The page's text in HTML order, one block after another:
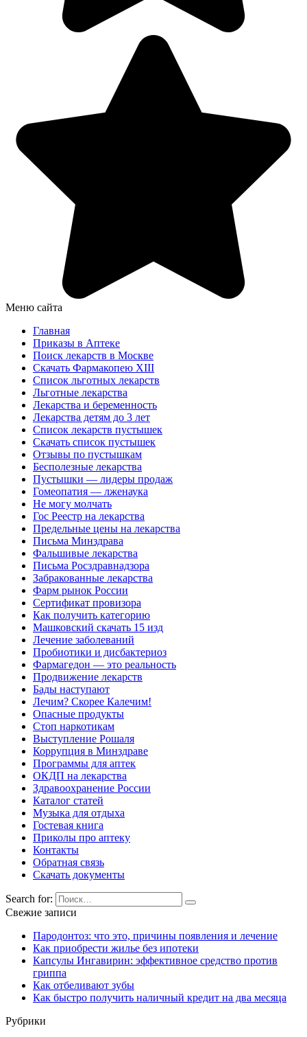
Меню сайта
Главная
Приказы в Аптеке
Поиск лекарств в Москве
Скачать Фармакопею XIII
Список льготных лекарств
Льготные лекарства
Лекарства и беременность
Лекарства детям до 3 лет
Список лекарств пустышек
Скачать список пустышек
Отзывы по пустышкам
Бесполезные лекарства
Пустышки — лидеры продаж
Гомеопатия — лженаука
Не могу молчать
Гос Реестр на лекарства
Предельные цены на лекарства
Письма Минздрава
Фальшивые лекарства
Письма Росздравнадзора
Забракованные лекарства
Фарм рынок России
Сертификат провизора
Как получить категорию
Машковский скачать 15 изд
Лечение заболеваний
Пробиотики и дисбактериоз
Фармагедон — это реальность
Продвижение лекарств
Бады наступают
Лечим? Скорее Калечим!
Опасные продукты
Стоп наркотикам
Выступление Рошаля
Коррупция в Минздраве
Программы для аптек
ОКДП на лекарства
Здравоохранение России
Каталог статей
Музыка для отдыха
Гостевая книга
Приколы про аптеку
Контакты
Обратная связь
Скачать документы
Search for:
Свежие записи
Пародонтоз: что это, причины появления и лечение
Как приобрести жилье без ипотеки
Капсулы Ингавирин: эффективное средство против
гриппа
Как отбеливают зубы
Как быстро получить наличный кредит на два месяца
Рубрики